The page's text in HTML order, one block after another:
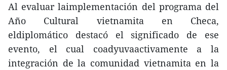
Al evaluar laimplementación del programa del
Año Cultural vietnamita en Checa,
eldiplomático destacó el significado de ese
evento, el cual coadyuvaactivamente a la
integración de la comunidad vietnamita en la